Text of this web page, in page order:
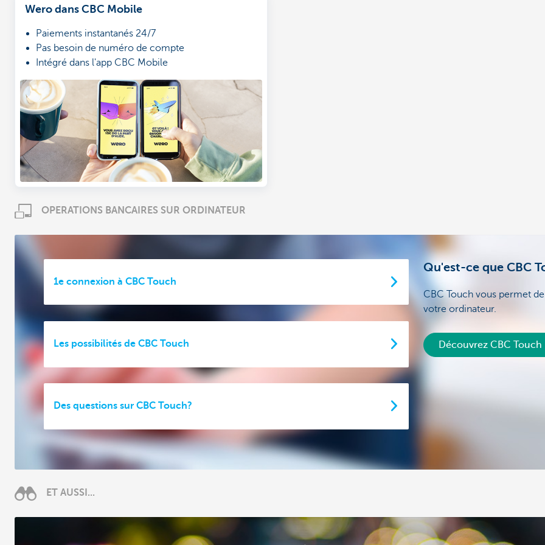
Wero dans CBC Mobile
Paiements instantanés 24/7
Pas besoin de numéro de compte
Intégré dans l'app CBC Mobile
OPERATIONS BANCAIRES SUR ORDINATEUR
Qu'est-ce que CBC
CBC Touch vous permet
votre ordinateur.
Découvrez CBC Touch
1e connexion à CBC Touch
Les possibilités de CBC Touch
Des questions sur CBC Touch?
ET AUSSI...